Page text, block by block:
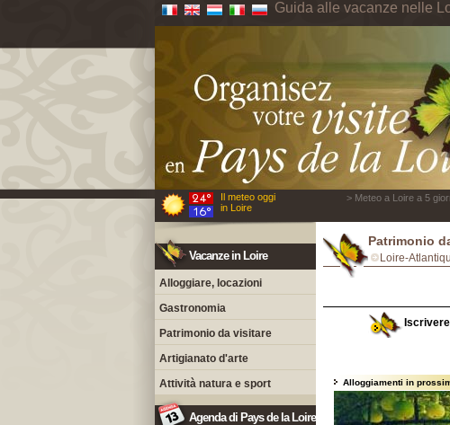
Guida alle vacanze nelle
Il meteo oggi
in Loire
> Meteo a Loire a 5
Vacanze in Loire
Alloggiare, locazioni
Gastronomia
Patrimonio da visitare
Artigianato d'arte
Attività natura e sport
Agenda di Pays de la Loire
Patrimonio
Loire-
Alloggiamenti in